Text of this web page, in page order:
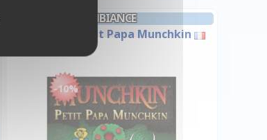
AMBIANCE
Munchkin : Petit Papa Munchkin
-10%